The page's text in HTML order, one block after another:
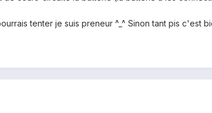
tenter je suis preneur ^_^ Sinon tant pis c'est